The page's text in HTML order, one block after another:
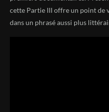
cette Partie III offre un point de
dans un phrasé aussi plus